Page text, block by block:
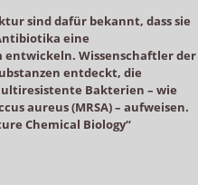
sind dafür bekannt, dass sie
eine
Wissenschaftler der
entdeckt, die
Bakterien – wie
aureus (MRSA) – aufweisen.
Chemical Biology“